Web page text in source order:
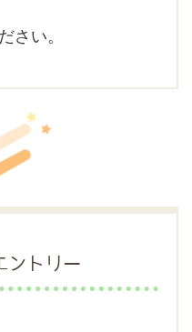
さい。
ントリー